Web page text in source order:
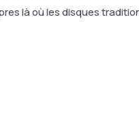
là où les disques